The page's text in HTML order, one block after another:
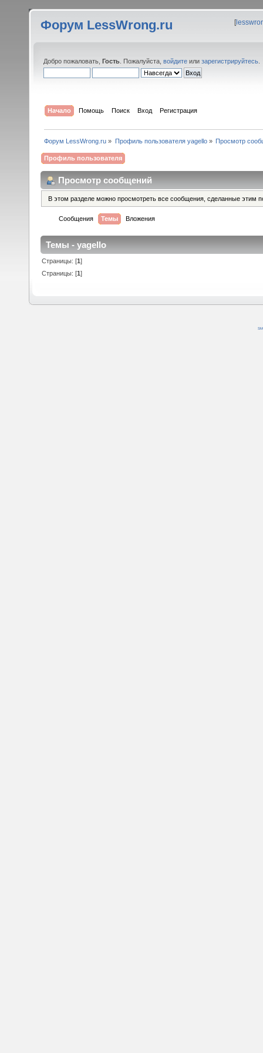
Форум LessWrong.ru [
Добро пожаловать, Гость . Пожалуйста, войдите или зарегистрируйтесь
Начало Помощь Поиск Вход Регистрация
Форум LessWrong.ru » Профиль пользователя yagello» Просмотр
Профиль пользователя
Просмотр сообщений
В этом разделе можно просмотреть все сообщения, сделанные этим
Сообщения Темы Вложения
Темы - yagello
Страницы: [1]
Страницы: [1]